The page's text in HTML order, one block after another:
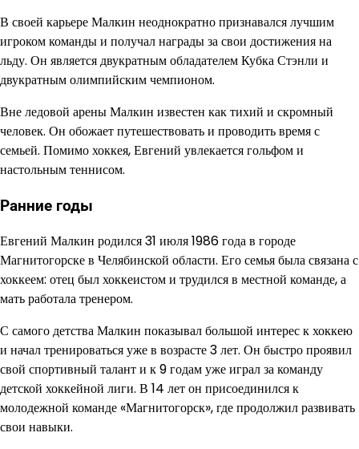
В своей карьере Малкин неоднократно признавался лучшим
игроком команды и получал награды за свои достижения на
льду. Он является двукратным обладателем Кубка Стэнли и
двукратным олимпийским чемпионом.
Вне ледовой арены Малкин известен как тихий и скромный
человек. Он обожает путешествовать и проводить время с
семьей. Помимо хоккея, Евгений увлекается гольфом и
настольным теннисом.
Ранние годы
Евгений Малкин родился 31 июля 1986 года в городе
Магнитогорске в Челябинской области. Его семья была связана с
хоккеем: отец был хоккеистом и трудился в местной команде, а
мать работала тренером.
С самого детства Малкин показывал большой интерес к хоккею
и начал тренироваться уже в возрасте 3 лет. Он быстро проявил
свой спортивный талант и к 9 годам уже играл за команду
детской хоккейной лиги. В 14 лет он присоединился к
молодежной команде «Магнитогорск», где продолжил развивать
свои навыки.